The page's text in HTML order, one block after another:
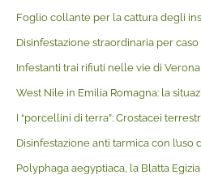
Foglio collante per la cattura degli
Disinfestazione straordinaria per
Infestanti trai rifiuti nelle vie di Verona
West Nile in Emilia Romagna: la
I “porcellini di terra”: Crostacei
Disinfestazione anti tarmica con l’uso
Polyphaga aegyptiaca, la Blatta